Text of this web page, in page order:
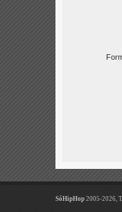
SóHipHop 2005-2026,